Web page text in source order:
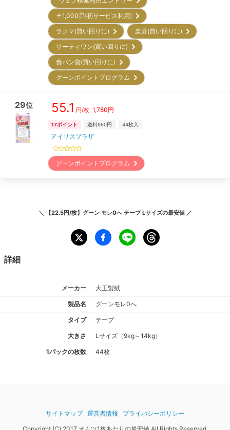
＋1,000㌽(初サービス利用)
ラクマ(買い回りに)
楽券(買い回りに)
サーティワン(買い回りに)
食パン袋(買い回りに)
グーンポイントプログラム
29位 55.1 円/枚 1,780円
17ポイント 送料660円 44枚入
アイリスプラザ
グーンポイントプログラム
＼ 【22.5円/枚】グーン モレ0へ テープ Lサイズの最安値 ／
詳細
メーカー 大王製紙
製品名 グーンモレ0へ
タイプ テープ
大きさ Lサイズ （9kg～14kg）
1パックの枚数 44枚
サイトマップ 運営者情報
プライバシーポリシー